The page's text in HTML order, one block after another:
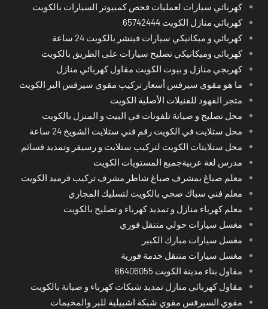
كهربائي سيارات لعمليات فحص كمبيوتر السيارات بالكويت
كهربائي منازل الكويت 65742444
كهربائي و ميكانيكي سيارات فينشر بالكويت 24 ساعة
كهربائي وميكانيكي تصليح سيارات على الطريق بالكويت
كهربجي منازل و بيوت الكويت مقاول كهربائي منازل
ما هو مقوي سيرفس أسعار تركيب مقوي سيرفس البر الكويت
متجر الفهود للفنيلات الأصلية الكويت
محل تصليح و صيانة تلفونات في البيت و المنزل بالكويت
محل ستلايت في الكويت رقم فني ستلايت الشويخ 24 ساعة
محل ستلايتات الكويت لتركيب ستلايت و رسيفر وتمديد قسائم
مدرس لغة عربيةجميع المستويات الكويت
معلم صباغ بمشرف صباغ شاطر مشرف تركيب قرميد الكويت
معلم فني سباك صحي بالكويت لتسليك المجاري
معلم كهرباء منازل و تمديد كهرباء و تصليح بالكويت
مغسل سيارات حولي متنقل فوري
مغسل سيارات مبارك الكبير
مغسل سيارات متنقل خدمة فورية
مقاول بناء مدينة الكويت 66406055
مقاول كهربائي منازل تمديد شبكات كهرباء و صيانة بالكويت
مقوي السيرفس مقوي شبكة اشبيلية للبر والمخيمات